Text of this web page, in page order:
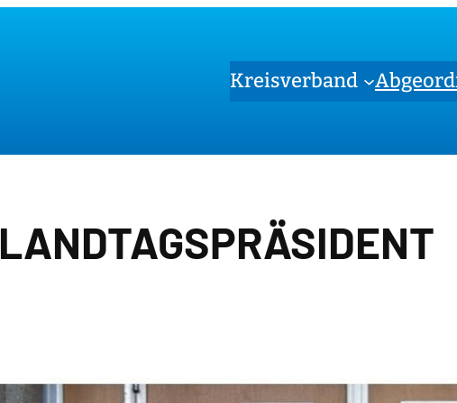
Kreisverband
LANDTAGSPRÄSIDENT